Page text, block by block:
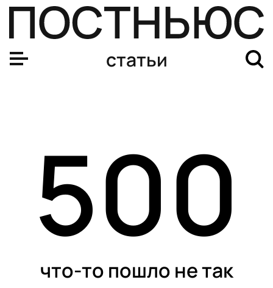
статьи
500
что-то пошло не так
Дебаты Трампа и Байдена 2024: кто победил и почему